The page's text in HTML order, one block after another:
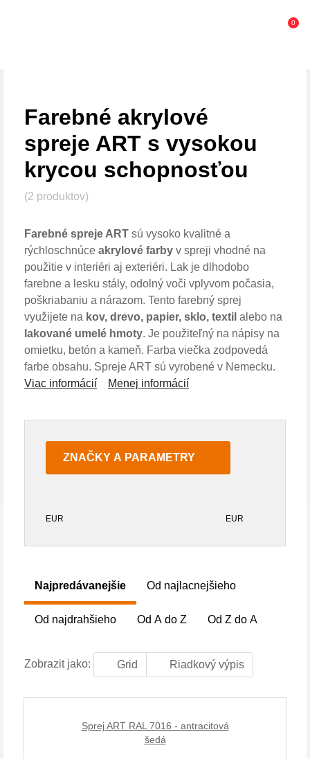
0
Farebné akrylové
spreje ART s vysokou
krycou schopnosťou
(2 produktov)
Farebné spreje ART sú vysoko kvalitné a
rýchloschnúce akrylové farby v spreji vhodné na
použitie v interiéri aj exteriéri. Lak je dlhodobo
farebne a lesku stály, odolný voči vplyvom počasia,
poškriabaniu a nárazom. Tento farebný sprej
využijete na kov, drevo, papier, sklo, textil alebo na
lakované umelé hmoty. Je použiteľný na nápisy na
omietku, betón a kameň. Farba viečka zodpovedá
farbe obsahu. Spreje ART sú vyrobené v Nemecku.
Viac informácií
Menej informácií
ZNAČKY A PARAMETRY
EUR EUR
Najpredávanejšie Od najlacnejšieho
Od najdrahšieho Od A do Z Od Z do A
Zobrazit jako: Grid Riadkový výpis
Sprej ART RAL 7016 - antracitová
šedá